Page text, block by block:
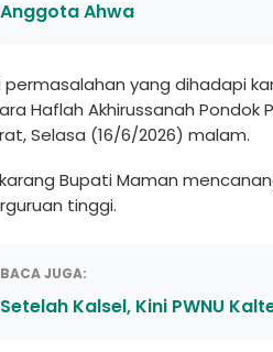
Anggota Ahwa
permasalahan yang dihadapi
Haflah Akhirussanah Pondok
Selasa (16/6/2026) malam.
Bupati Maman
tinggi.
BACA JUGA:
Setelah Kalsel, Kini PWNU